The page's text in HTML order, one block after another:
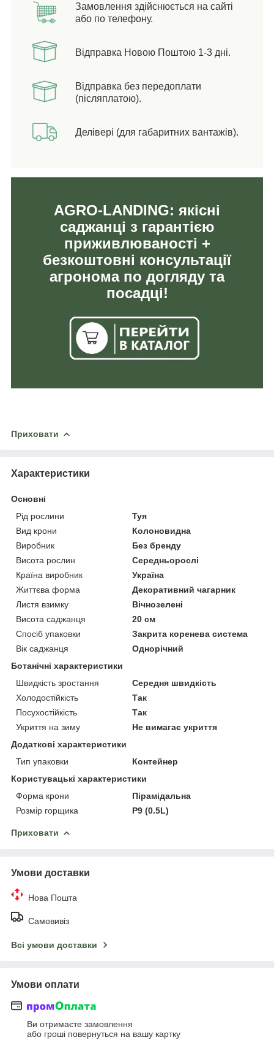
Замовлення здійснюється на сайті
або по телефону.
Відправка Новою Поштою 1-3 дні.
Відправка без передоплати
(післяплатою).
Делівері (для габаритних вантажів).
AGRO-LANDING: якісні
саджанці з гарантією
приживлюваності +
безкоштовні консультації
агронома по догляду та
посадці!
Приховати
Характеристики
Основні
Рід рослини
Туя
Вид крони
Колоновидна
Виробник
Без бренду
Висота рослин
Середньорослі
Країна виробник
Україна
Життєва форма
Декоративний чагарник
Листя взимку
Вічнозелені
Висота саджанця
20 см
Спосіб упаковки
Закрита коренева система
Вік саджанця
Однорічний
Ботанічні характеристики
Швидкість зростання
Середня швидкість
Холодостійкість
Так
Посухостійкість
Так
Укриття на зиму
Не вимагає укриття
Додаткові характеристики
Тип упаковки
Контейнер
Користувацькi характеристики
Форма крони
Пірамідальна
Розмір горщика
P9 (0.5L)
Приховати
Умови доставки
Нова Пошта
Самовивіз
Всі умови доставки
Умови оплати
Ви отримаєте замовлення
або гроші повернуться на вашу картку